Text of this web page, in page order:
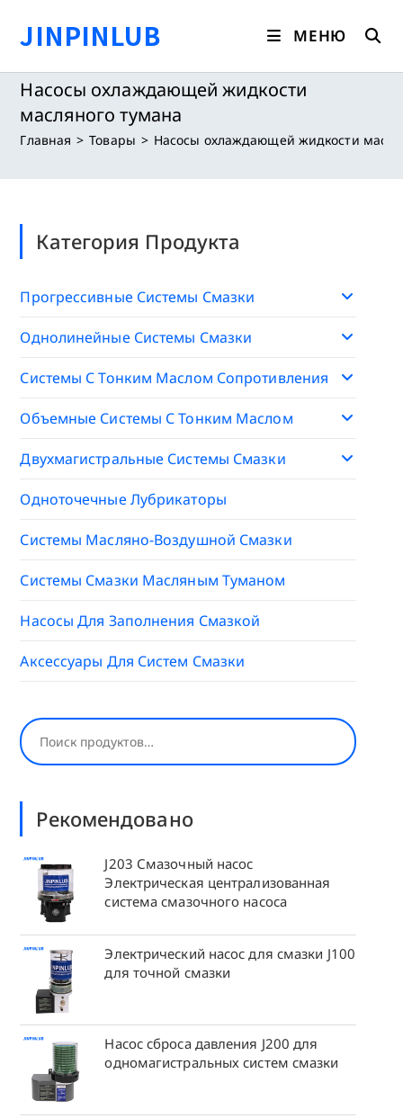
содержимому
JINPINLUB МЕНЮ
Насосы охлаждающей жидкости
масляного тумана
Главная > Товары > Насосы охлаждающей жидкости
Категория Продукта
Прогрессивные Системы Смазки
Однолинейные Системы Смазки
Системы С Тонким Маслом Сопротивления
Объемные Системы С Тонким Маслом
Двухмагистральные Системы Смазки
Одноточечные Лубрикаторы
Системы Масляно-Воздушной Смазки
Системы Смазки Масляным Туманом
Насосы Для Заполнения Смазкой
Аксессуары Для Систем Смазки
Поиск
Рекомендовано
J203 Смазочный насос
Электрическая централизованная
система смазочного насоса
Электрический насос для смазки J100
для точной смазки
Насос сброса давления J200 для
одномагистральных систем смазки